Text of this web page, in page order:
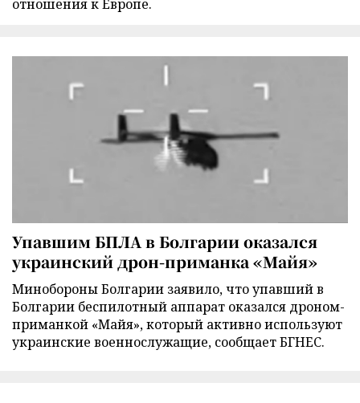
отношения к Европе.
Упавшим БПЛА в Болгарии оказался
украинский дрон-приманка «Майя»
Минобороны Болгарии заявило, что упавший в
Болгарии беспилотный аппарат оказался дроном-
приманкой «Майя», который активно используют
украинские военнослужащие, сообщает БГНЕС.